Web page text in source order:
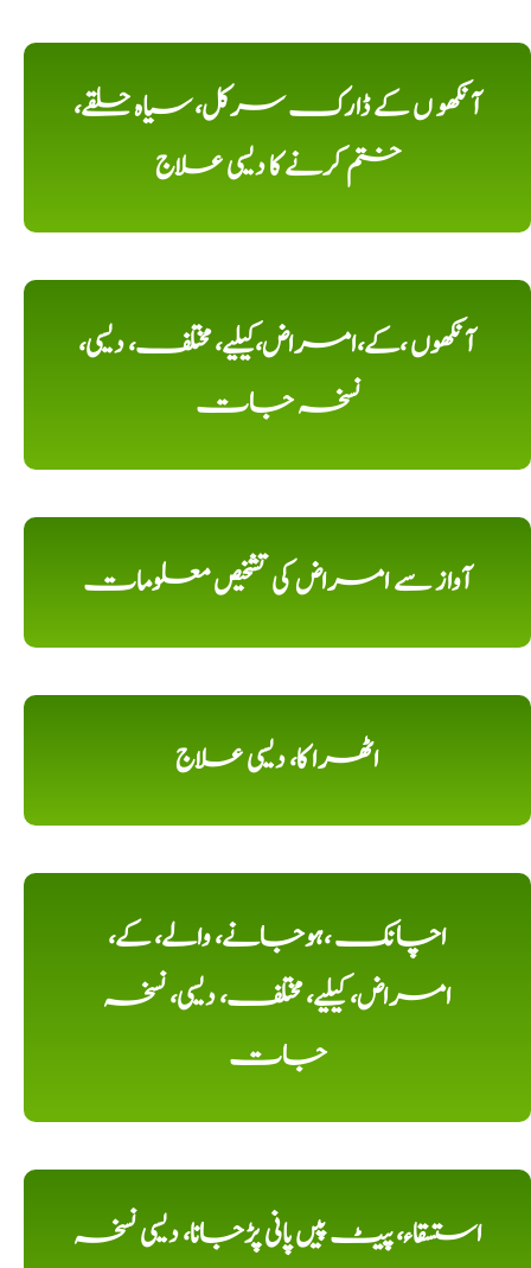
آنکھو ں کے ڈارک سرکل، سیاہ حلقے،
ختم کرنے کا دیسی علاج
آنکھوں ،کے،امراض،کیلیے، مختلف، دیسی،
نسخہ جات
آواز سے امراض کی تشخیص معلومات
اٹھرا کا، دیسی علاج
اچانک ،ہوجانے، والے، کے،
امراض، کیلیے، مختلف، دیسی، نسخہ
جات
استسقاء، پیٹ پیں پانی پڑجانا، دیسی نسخہ